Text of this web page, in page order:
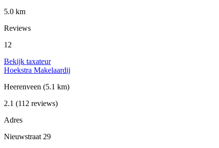
5.0 km
Reviews
12
Bekijk taxateur
Hoekstra Makelaardij
Heerenveen (5.1 km)
2.1 (112 reviews)
Adres
Nieuwstraat 29